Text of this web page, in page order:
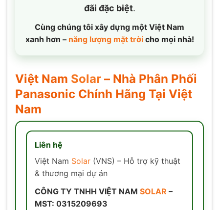
đãi đặc biệt.
Cùng chúng tôi xây dựng một Việt Nam
xanh hơn – năng lượng mặt trờicho mọi nhà!
Việt Nam Solar – Nhà Phân Phối
Panasonic Chính Hãng Tại Việt
Nam
Liên hệ
Việt Nam Solar(VNS) – Hỗ trợ kỹ thuật
& thương mại dự án
CÔNG TY TNHH VIỆT NAM SOLAR –
MST: 0315209693